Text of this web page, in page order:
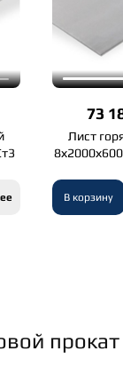
73
Лист
В корзину